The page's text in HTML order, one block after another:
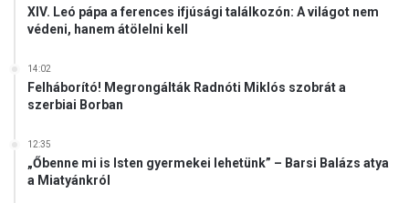
XIV. Leó pápa a ferences ifjúsági találkozón: A világot nem
védeni, hanem átölelni kell
14:02
Felháborító! Megrongálták Radnóti Miklós szobrát a
szerbiai Borban
12:35
„Őbenne mi is Isten gyermekei lehetünk” – Barsi Balázs atya
a Miatyánkról